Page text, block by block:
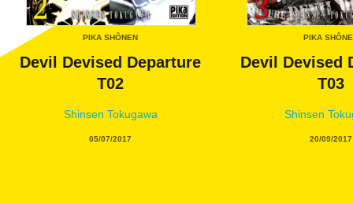
PIKA SHÔNEN
Devil Devised Departure
T02
Shinsen Tokugawa
05/07/2017
PIKA
Devil Devised
T03
Shinsen
20/09/2017